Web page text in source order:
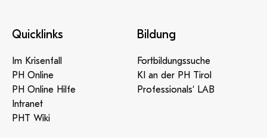
Quicklinks
Im Krisenfall
PH Online
PH Online Hilfe
Intranet
PHT Wiki
Bildung
Fortbildungssuche
KI an der PH Tirol
Professionals‘ LAB